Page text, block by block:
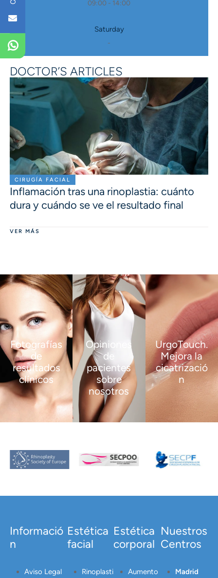
09:00 - 14:00
Saturday
-
DOCTOR’S ARTICLES
CIRUGÍA FACIAL
Inflamación tras una rinoplastia: cuánto
dura y cuándo se ve el resultado final
VER MÁS
Fotografías
de
resultados
clínicos
VER
MÁS
Opiniones
de
pacientes
sobre
nosotros
VER
MÁS
UrgoTouch.
Mejora la
cicatrizació
n
VER
MÁS
Informació
n
Aviso Legal
Estética
facial
Rinoplasti
Estética
corporal
Aumento
Nuestros
Centros
Madrid